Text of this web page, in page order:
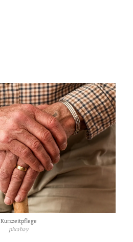
Kurzzeitpflege
pixabay